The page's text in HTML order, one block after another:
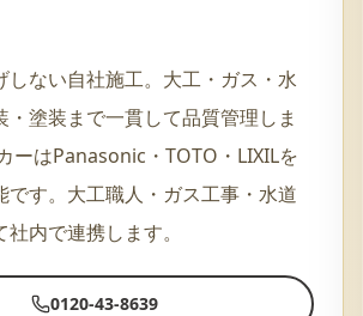
しない自社施工。大工・ガス・水
・塗装まで一貫して品質管理しま
ーはPanasonic・TOTO・LIXILを
す。 大工職人・ガス工事・水道
社内で連携します。
0120-43-8639